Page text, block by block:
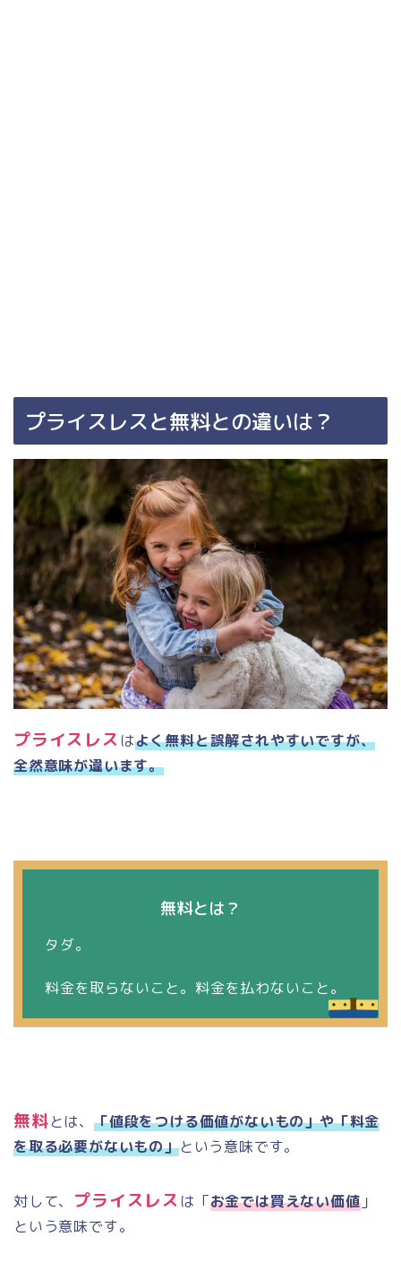
プライスレスと無料との違いは？
プライスレス はよく無料と誤解されやすいですが、
全然意味が違います。
無料とは？
タダ。
料金を取らないこと。料金を払わないこと。
無料とは、「値段をつける価値がないもの」や「料金
を取る必要がないもの」という意味です。
対して、 プライスレス は「お金では買えない価値」
という意味です。